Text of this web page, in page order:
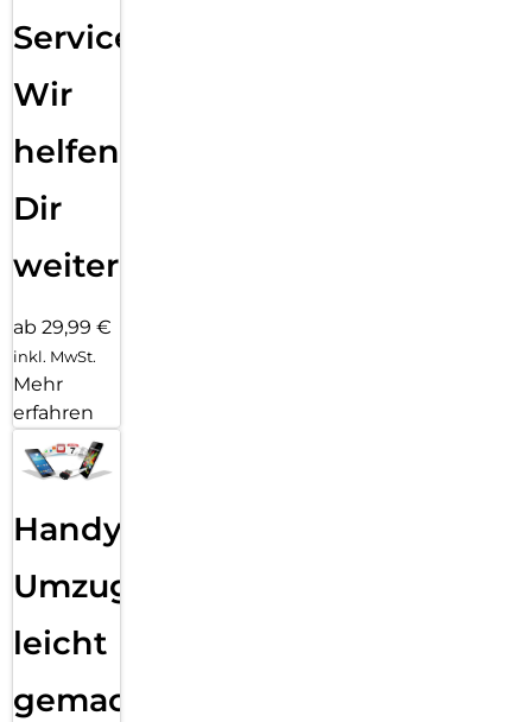
Service:
Wir
helfen
Dir
weiter
ab 29,99 €
inkl. MwSt.
Mehr
erfahren
Handy
Umzug
leicht
gemacht!